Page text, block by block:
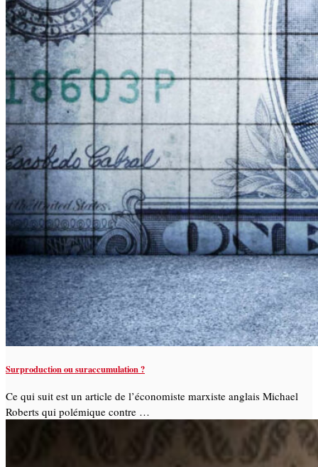
Surproduction ou suraccumulation ?
Ce qui suit est un article de l’économiste marxiste anglais Michael
Roberts qui polémique contre …